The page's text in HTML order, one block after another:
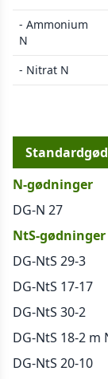
- Ammonium
N
- Nitrat N
N-gødninger
DG-N 27
NtS-gødninger
DG-NtS 29-3
DG-NtS 17-17
DG-NtS 30-2
DG-NtS 18-2 m
DG-NtS 20-10